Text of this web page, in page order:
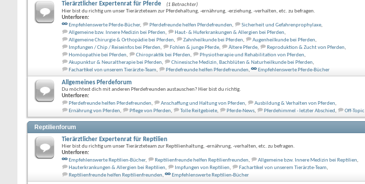
Tierärztlicher Expertenrat für Pferde
(1 Betrachter)
Hier bist du richtig um unser Tierärzteteam zur Pferdehaltung, -ernährung, -erziehung, -verhalten, etc. zu befragen.
Unterforen:
Empfehlenswerte Pferde-Bücher, Pferdefreunde helfen Pferdefreunden, Sicherheit und Gefahrenprophylaxe,
Allgemeine bzw. Innere Medizin bei Pferden, Haut- & Huferkrankungen & Allergien bei Pferden,
Allgemeine Chirurgie & Orthopädie bei Pferden, Zahnheilkunde bei Pferden, Augenheilkunde bei Pferden,
Impfungen / Chip / Reiseinfos bei Pferden, Fohlen & junge Pferde, Ältere Pferde, Reproduktion & Zucht von Pferden,
Homöopathie bei Pferden, Chiropraktik bei Pferden, Physiotherapie und Rehabilitation von Pferden,
Akupunktur & Neuraltherapie bei Pferden, Chinesische Medizin, Bachblüten & Naturheilkunde bei Pferden,
Fachartikel von unserem Tierärzte-Team, Pferdefreunde helfen Pferdefreunden, Empfehlenswerte Pferde-Bücher
Allgemeines Pferdeforum
Du möchtest dich mit anderen Pferdefreunden austauschen? Hier bist du richtig.
Unterforen:
Pferdefreunde helfen Pferdefreunden, Anschaffung und Haltung von Pferden, Ausbildung & Verhalten von Pferden,
Ernährung von Pferden, Pflege von Pferden, Tolle Reitgebiete, Pferde-News, Pferdehimmel - letzter Abschied, Off-Topic
Reptilienforum
Tierärztlicher Expertenrat für Reptilien
Hier bist du richtig um unser Tierärzteteam zur Reptilienhaltung, -ernährung, -verhalten, etc. zu befragen.
Unterforen:
Empfehlenswerte Reptilien-Bücher, Reptilienfreunde helfen Reptilienfreunden, Allgemeine bzw. Innere Medizin bei Reptilien,
Hauterkrankungen & Allergien bei Reptilien, Impfungen von Reptilien, Fachartikel von unserem Tierärzte-Team,
Reptilienfreunde helfen Reptilienfreunden, Empfehlenswerte Reptilien-Bücher